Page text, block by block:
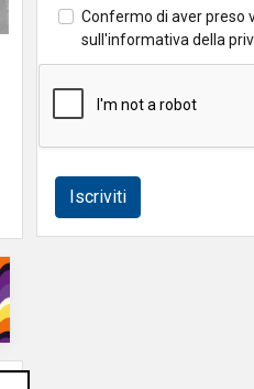
Confermo di aver preso
sull'informativa della
Iscriviti